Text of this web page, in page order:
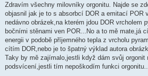
í
p
ě
e
k
Zdravím všechny milovníky orgonitu. Najde se
objasnil jak je to s absorbcí DOR a emitací POR
nedávno obrázek,na kterém jdou DOR vrcholem
bočními stěnami ven POR...No a to mě mate,já
energii v podobě příjemného tepla z vrcholu
cítím DOR,nebo je to špatný výklad autora
Taky by mě zajímalo,jestli když dám svůj orgonit
podsvícení,jestli tím nepoškodím funkci